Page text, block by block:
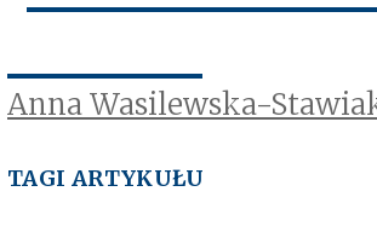
Anna Wasilewska-
TAGI ARTYKUŁU